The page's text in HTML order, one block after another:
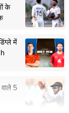
के
में
5